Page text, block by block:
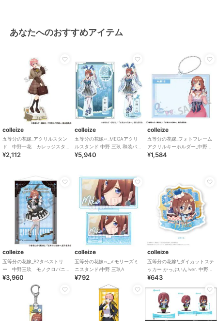
あなたへのおすすめアイテム
colleize
五等分の花嫁_アクリルスタン
ド 中野一花 カレッジスタ
イル
¥2,112
colleize
五等分の花嫁∽_MEGAアクリ
ルスタンド 中野 三玖 和装バニ
ーver.
¥5,940
colleize
五等分の花嫁_フォトフレーム
アクリルキーホルダー_中野三
玖_メイクアップ
¥1,584
colleize
五等分の花嫁_B2タペストリ
ー 中野三玖 モノクロバニ
ードレス
¥3,960
colleize
五等分の花嫁∽_メモリーズミ
ニスタンド/中野 三玖A
¥792
colleize
五等分の花嫁*_ダイカットステ
ッカー かっぷいん!ver. 中野三
玖
¥643